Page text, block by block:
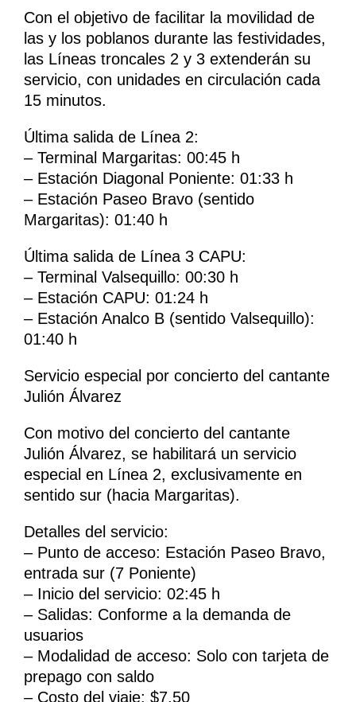
Con el objetivo de facilitar la movilidad de
las y los poblanos durante las festividades,
las Líneas troncales 2 y 3 extenderán su
servicio, con unidades en circulación cada
15 minutos.
Última salida de Línea 2:
– Terminal Margaritas: 00:45 h
– Estación Diagonal Poniente: 01:33 h
– Estación Paseo Bravo (sentido
Margaritas): 01:40 h
Última salida de Línea 3 CAPU:
– Terminal Valsequillo: 00:30 h
– Estación CAPU: 01:24 h
– Estación Analco B (sentido Valsequillo):
01:40 h
Servicio especial por concierto del cantante
Julión Álvarez
Con motivo del concierto del cantante
Julión Álvarez, se habilitará un servicio
especial en Línea 2, exclusivamente en
sentido sur (hacia Margaritas).
Detalles del servicio:
– Punto de acceso: Estación Paseo Bravo,
entrada sur (7 Poniente)
– Inicio del servicio: 02:45 h
– Salidas: Conforme a la demanda de
usuarios
– Modalidad de acceso: Solo con tarjeta de
prepago con saldo
– Costo del viaje: $7.50